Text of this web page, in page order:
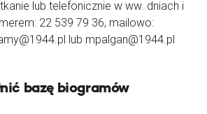
lub telefonicznie w ww. dniach i
22 539 79 36, mailowo:
lub mpalgan@1944.pl
bazę biogramów